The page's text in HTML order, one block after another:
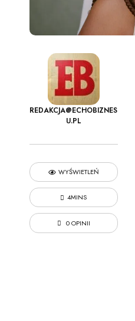
REDAKCJA@ECHOBIZNES
U.PL
WYŚWIETLEŃ
4MINS
0 OPINII